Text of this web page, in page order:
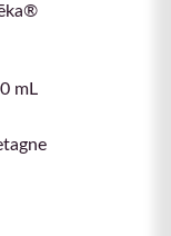
mL